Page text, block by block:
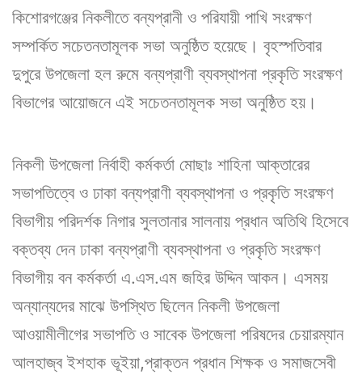
কিশোরগঞ্জের নিকলীতে বন্যপ্রানী ও পরিযায়ী পাখি সংরক্ষণ
সম্পর্কিত সচেতনতামূলক সভা অনুষ্ঠিত হয়েছে। বৃহস্পতিবার
দুপুরে উপজেলা হল রুমে বন্যপ্রাণী ব্যবস্থাপনা প্রকৃতি সংরক্ষণ
বিভাগের আয়োজনে এই সচেতনতামূলক সভা অনুষ্ঠিত হয়।
নিকলী উপজেলা নির্বাহী কর্মকর্তা মোছাঃ শাহিনা আক্তারের
সভাপতিত্বে ও ঢাকা বন্যপ্রাণী ব্যবস্থাপনা ও প্রকৃতি সংরক্ষণ
বিভাগীয় পরিদর্শক নিগার সুলতানার সালনায় প্রধান অতিথি হিসেবে
বক্তব্য দেন ঢাকা বন্যপ্রাণী ব্যবস্থাপনা ও প্রকৃতি সংরক্ষণ
বিভাগীয় বন কর্মকর্তা এ.এস.এম জহির উদ্দিন আকন। এসময়
অন্যান্যদের মাঝে উপস্থিত ছিলেন নিকলী উপজেলা
আওয়ামীলীগের সভাপতি ও সাবেক উপজেলা পরিষদের চেয়ারম্যান
আলহাজ্ব ইশহাক ভূইয়া,প্রাক্তন প্রধান শিক্ষক ও সমাজসেবী